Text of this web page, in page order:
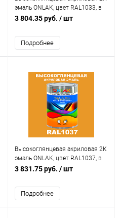
эмаль ONLAK, цвет RAL1033, в
комплекте с отвердителем
3 804.35 руб. / шт
Подробнее
Высокоглянцевая акриловая 2К
эмаль ONLAK, цвет RAL1037, в
комплекте с отвердителем
3 831.75 руб. / шт
Подробнее